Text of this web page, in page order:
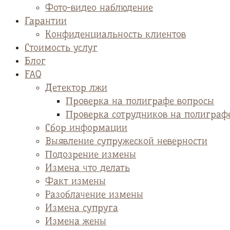
Фото-видео наблюдение
Гарантии
Конфиденциальность клиентов
Стоимость услуг
Блог
FAQ
Детектор лжи
Проверка на полиграфе вопросы
Проверка сотрудников на
Сбор информации
Выявление супружеской неверности
Подозрение измены
Измена что делать
Факт измены
Разоблачение измены
Измена супруга
Измена жены